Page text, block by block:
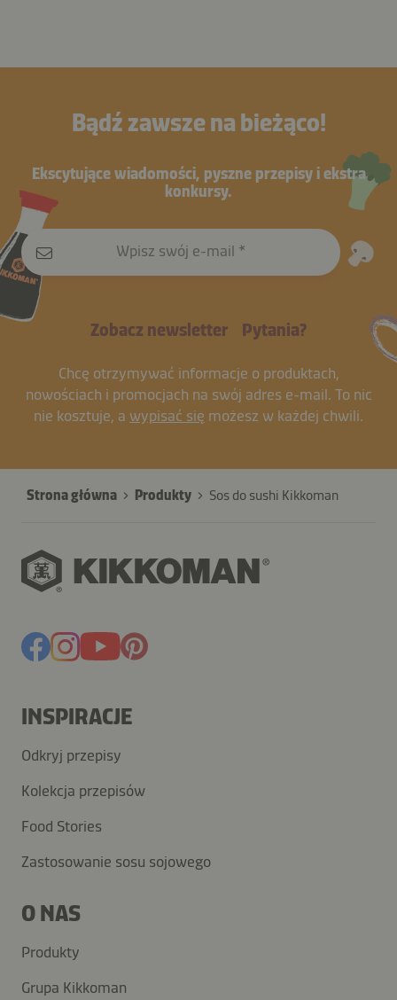
Bądź zawsze na bieżąco!
Ekscytujące wiadomości, pyszne przepisy i ekstra
konkursy.
Wpisz swój e-mail
Zobacz newsletter Pytania?
Chcę otrzymywać informacje o produktach,
nowościach i promocjach na swój adres e-mail. To nic
nie kosztuje, a wypisać się możesz w każdej chwili.
Strona główna Produkty Sos do sushi Kikkoman
INSPIRACJE
Odkryj przepisy
Kolekcja przepisów
Food Stories
Zastosowanie sosu sojowego
O NAS
Produkty
Grupa Kikkoman